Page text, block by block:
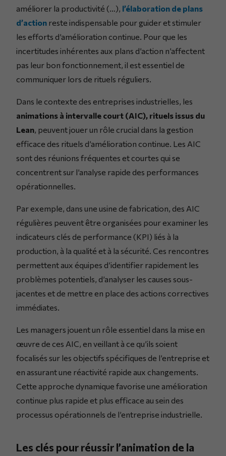
améliorer la productivité (…), l’élaboration de plans
d’action reste indispensable pour guider et stimuler
les efforts d’amélioration continue. Pour que les
incertitudes inhérentes aux plans d’action n’affectent
pas leur bon fonctionnement, il est essentiel de
communiquer lors de rituels réguliers.
Dans le contexte des entreprises industrielles, les
animations à intervalle court (AIC), rituels issus du
Lean, peuvent jouer un rôle crucial dans la gestion
efficace des rituels d’amélioration continue. Les AIC
sont des réunions fréquentes et courtes qui se
concentrent sur l’analyse rapide des performances
opérationnelles.
Par exemple, dans une usine de fabrication, des AIC
régulières peuvent être organisées pour examiner les
indicateurs clés de performance (KPI) liés à la
production, à la qualité et à la sécurité. Ces rencontres
permettent aux équipes d’identifier rapidement les
problèmes potentiels, d’analyser les causes sous-
jacentes et de mettre en place des actions correctives
immédiates.
Les managers jouent un rôle essentiel dans la mise en
œuvre de ces AIC, en veillant à ce qu’ils soient
focalisés sur les objectifs spécifiques de l’entreprise et
en assurant une réactivité rapide aux changements.
Cette approche dynamique favorise une amélioration
continue plus rapide et plus efficace au sein des
processus opérationnels de l’entreprise industrielle.
Les clés pour réussir l’animation de la